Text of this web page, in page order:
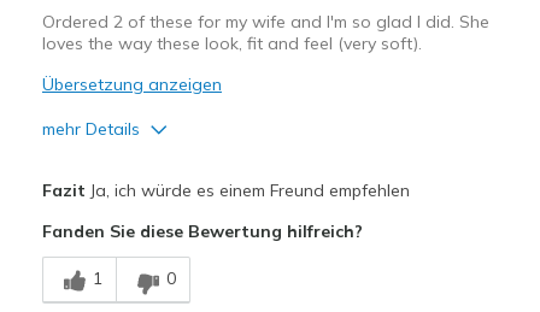
Ordered 2 of these for my wife and I'm so glad I did. She
loves the way these look, fit and feel (very soft).
Übersetzung anzeigen
mehr Details
Comfortable
Stylish
Fazit Ja, ich würde es einem Freund empfehlen
Fanden Sie diese Bewertung hilfreich?
1 0